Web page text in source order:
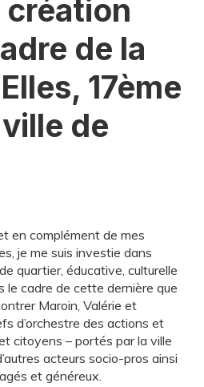
création
de la
Elles, 17ème
de
en complément de mes
je me suis investie dans
quartier, éducative, culturelle
le cadre de cette dernière que
Maroin, Valérie et
d’orchestre des actions et
citoyens – portés par la ville
acteurs socio-pros ainsi
et généreux.